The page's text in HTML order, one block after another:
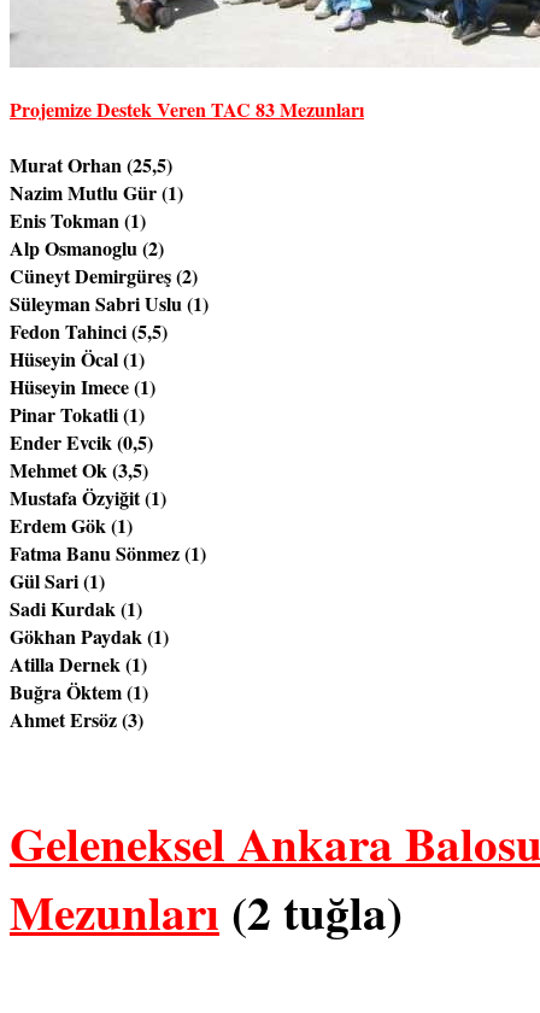
Projemize Destek Veren TAC 83 Mezunları
Murat Orhan (25,5)
Nazim Mutlu Gür (1)
Enis Tokman (1)
Alp Osmanoglu (2)
Cüneyt Demirgüreş (2)
Süleyman Sabri Uslu (1)
Fedon Tahinci (5,5)
Hüseyin Öcal (1)
Hüseyin Imece (1)
Pinar Tokatli (1)
Ender Evcik (0,5)
Mehmet Ok (3,5)
Mustafa Özyiğit (1)
Erdem Gök (1)
Fatma Banu Sönmez (1)
Gül Sari (1)
Sadi Kurdak (1)
Gökhan Paydak (1)
Atilla Dernek (1)
Buğra Öktem (1)
Ahmet Ersöz (3)
Geleneksel Ankara
Mezunları (2 tuğla)